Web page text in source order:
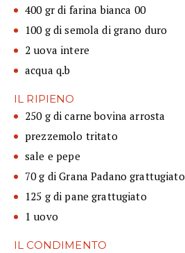
400 gr di farina bianca 00
100 g di semola di grano duro
2 uova intere
acqua q.b
IL RIPIENO
250 g di carne bovina arrosta
prezzemolo tritato
sale e pepe
70 g di Grana Padano grattugiato
125 g di pane grattugiato
1 uovo
IL CONDIMENTO